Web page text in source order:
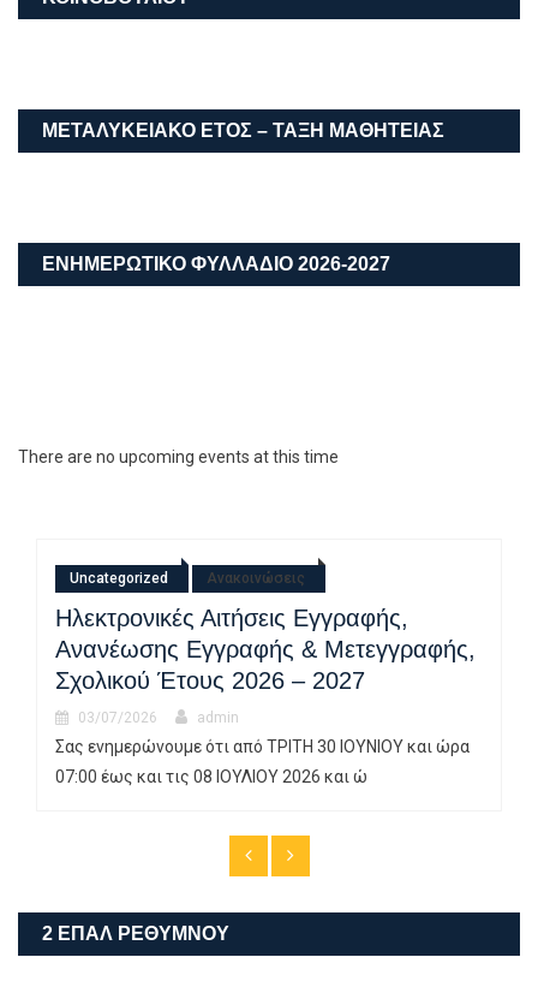
ΜΕΤΑΛΥΚΕΙΑΚΌ ΈΤΟΣ – ΤΆΞΗ ΜΑΘΗΤΕΊΑΣ
ΕΝΗΜΕΡΩΤΙΚΟ ΦΥΛΛΑΔΙΟ 2026-2027
There are no upcoming events at this time
Uncategorized Ανακοινώσεις
Ηλεκτρονικές Αιτήσεις Εγγραφής,
Ανανέωσης Εγγραφής & Μετεγγραφής,
Σχολικού Έτους 2026 – 2027
03/07/2026 admin
Σας ενημερώνουμε ότι από ΤΡΙΤΗ 30 ΙΟΥΝΙΟΥ και ώρα
07:00 έως και τις 08 ΙΟΥΛΙΟΥ 2026 και ώ
2 ΕΠΑΛ ΡΕΘΎΜΝΟΥ